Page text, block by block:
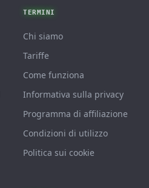
TERMINI
Chi siamo
Tariffe
Come funziona
Informativa sulla privacy
Programma di affiliazione
Condizioni di utilizzo
Politica sui cookie